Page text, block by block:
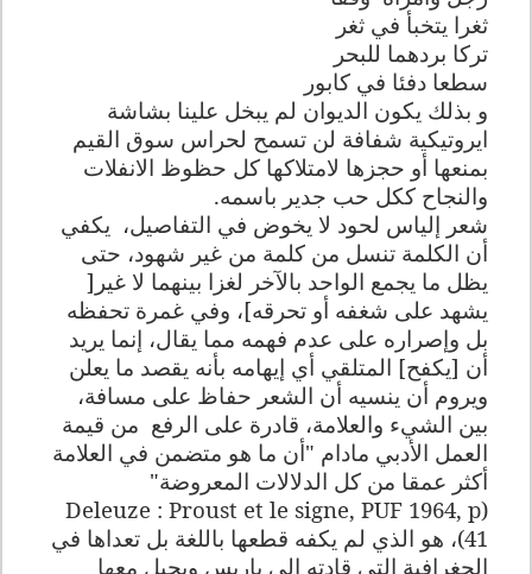
ثغرا يتخبأ في ثغر
تركا بردهما للبحر
سطعا دفئا في كابور
و بذلك يكون الديوان لم يبخل علينا بشاشة
ايروتيكية شفافة لن تسمح لحراس سوق القيم
بمنعها أو حجزها لامتلاكها كل حظوظ الانفلات
والنجاح ككل حب جدير باسمه.
شعر إلياس لحود لا يخوض في التفاصيل، يكفي
أن الكلمة تنسل من كلمة من غير شهود، حتى
يظل ما يجمع الواحد بالآخر لغزا بينهما لا غير[
يشهد على شغفه أو تحرقه]، وفي غمرة تحفظه
بل وإصراره على عدم فهمه مما يقال، إنما يريد
أن [يكفح] المتلقي أي إيهامه بأنه يقصد ما يعلن
ويروم أن ينسيه أن الشعر حفاظ على مسافة،
بين الشيء والعلامة، قادرة على الرفع من قيمة
العمل الأدبي مادام "أن ما هو متضمن في العلامة
أكثر عمقا من كل الدلالات المعروضة"
(
Deleuze : Proust et le signe, PUF 1964, p
41)، هو الذي لم يكفه قطعها باللغة بل تعداها في
الجغرافية التي قادته إلى باريس ويحبل معها